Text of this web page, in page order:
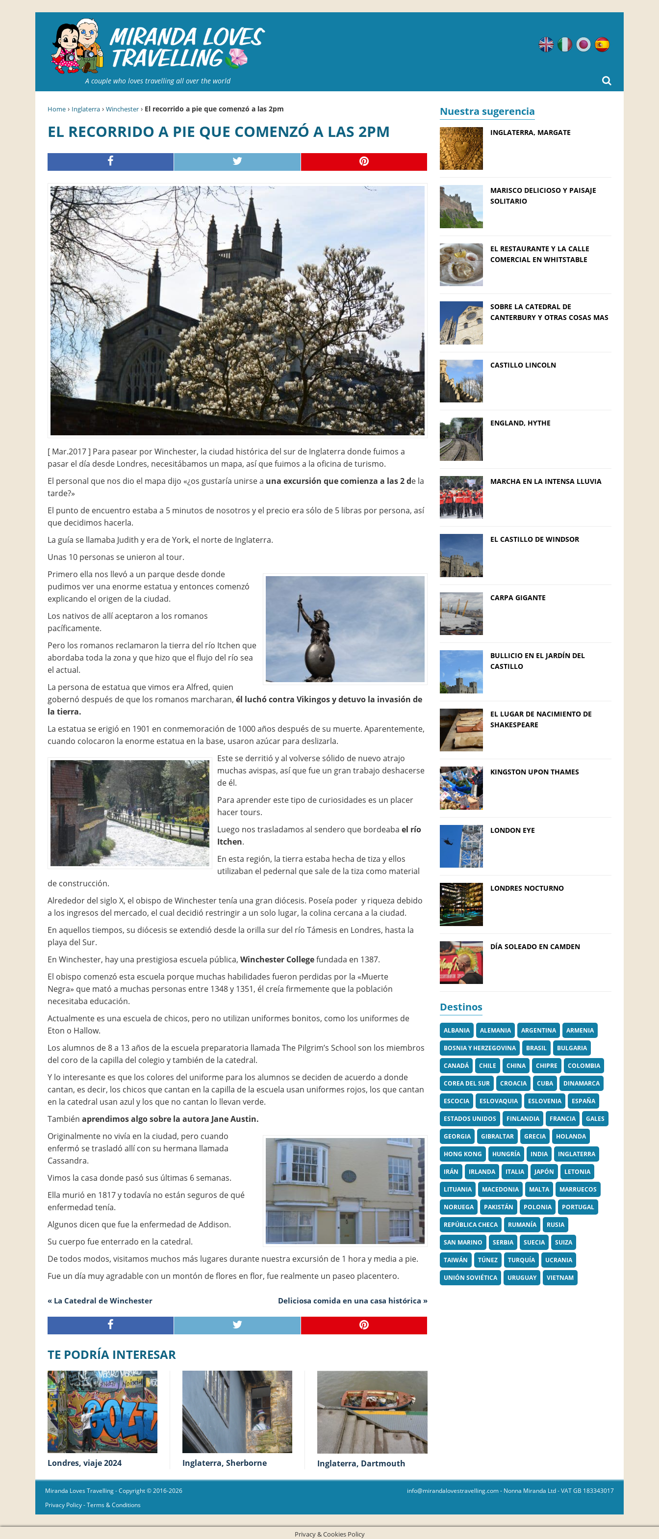
A couple who loves travelling all over the world
Inglés ItalianoJaponés
Home › Inglaterra › Winchester › El recorrido a pie que comenzó a las 2pm
EL RECORRIDO A PIE QUE COMENZÓ A LAS 2PM
[ Mar.2017 ] Para pasear por Winchester, la ciudad histórica del sur de Inglaterra donde fuimos a
pasar el día desde Londres, necesitábamos un mapa, así que fuimos a la oficina de turismo.
El personal que nos dio el mapa dijo «¿os gustaría unirse a una excursión que comienza a las 2 de la
tarde?»
El punto de encuentro estaba a 5 minutos de nosotros y el precio era sólo de 5 libras por persona, así
que decidimos hacerla.
La guía se llamaba Judith y era de York, el norte de Inglaterra.
Unas 10 personas se unieron al tour.
Primero ella nos llevó a un parque desde donde
pudimos ver una enorme estatua y entonces comenzó
explicando el origen de la ciudad.
Los nativos de allí aceptaron a los romanos
pacíficamente.
Pero los romanos reclamaron la tierra del río Itchen que
abordaba toda la zona y que hizo que el flujo del río sea
el actual.
La persona de estatua que vimos era Alfred, quien
gobernó después de que los romanos marcharan, él luchó contra Vikingos y detuvo la invasión de
la tierra.
La estatua se erigió en 1901 en conmemoración de 1000 años después de su muerte. Aparentemente,
cuando colocaron la enorme estatua en la base, usaron azúcar para deslizarla.
Este se derritió y al volverse sólido de nuevo atrajo
muchas avispas, así que fue un gran trabajo deshacerse
de él.
Para aprender este tipo de curiosidades es un placer
hacer tours.
Luego nos trasladamos al sendero que bordeaba el río
Itchen.
En esta región, la tierra estaba hecha de tiza y ellos
utilizaban el pedernal que sale de la tiza como material
de construcción.
Alrededor del siglo X, el obispo de Winchester tenía una gran diócesis. Poseía poder y riqueza debido
a los ingresos del mercado, el cual decidió restringir a un solo lugar, la colina cercana a la ciudad.
En aquellos tiempos, su diócesis se extendió desde la orilla sur del río Támesis en Londres, hasta la
playa del Sur.
En Winchester, hay una prestigiosa escuela pública, Winchester Collegefundada en 1387.
El obispo comenzó esta escuela porque muchas habilidades fueron perdidas por la «Muerte
Negra» que mató a muchas personas entre 1348 y 1351, él creía firmemente que la población
necesitaba educación.
Actualmente es una escuela de chicos, pero no utilizan uniformes bonitos, como los uniformes de
Eton o Hallow.
Los alumnos de 8 a 13 años de la escuela preparatoria llamada The Pilgrim’s School son los miembros
del coro de la capilla del colegio y también de la catedral.
Y lo interesante es que los colores del uniforme para los alumnos se deciden de acuerdo a donde
cantan, es decir, los chicos que cantan en la capilla de la escuela usan uniformes rojos, los que cantan
en la catedral usan azul y los que no cantan lo llevan verde.
También aprendimos algo sobre la autora Jane Austin.
Originalmente no vivía en la ciudad, pero cuando
enfermó se trasladó allí con su hermana llamada
Cassandra.
Vimos la casa donde pasó sus últimas 6 semanas.
Ella murió en 1817 y todavía no están seguros de qué
enfermedad tenía.
Algunos dicen que fue la enfermedad de Addison.
Su cuerpo fue enterrado en la catedral.
De todos modos, visitamos muchos más lugares durante nuestra excursión de 1 hora y media a pie.
Fue un día muy agradable con un montón de flores en flor, fue realmente un paseo placentero.
« La Catedral de Winchester Deliciosa comida en una casa histórica »
TE PODRÍA INTERESAR
Londres, viaje 2024 Inglaterra, Sherborne Inglaterra, Dartmouth
Nuestra sugerencia
INGLATERRA, MARGATE
MARISCO DELICIOSO Y PAISAJE
SOLITARIO
EL RESTAURANTE Y LA CALLE
COMERCIAL EN WHITSTABLE
SOBRE LA CATEDRAL DE
CANTERBURY Y OTRAS COSAS MAS
CASTILLO LINCOLN
ENGLAND, HYTHE
MARCHA EN LA INTENSA LLUVIA
EL CASTILLO DE WINDSOR
CARPA GIGANTE
BULLICIO EN EL JARDÍN DEL
CASTILLO
EL LUGAR DE NACIMIENTO DE
SHAKESPEARE
KINGSTON UPON THAMES
LONDON EYE
LONDRES NOCTURNO
DÍA SOLEADO EN CAMDEN
Destinos
ALBANIA ALEMANIA ARGENTINA ARMENIA
BOSNIA Y HERZEGOVINA BRASIL BULGARIA
CANADÁ CHILE CHINA CHIPRE COLOMBIA
COREA DEL SUR CROACIA CUBA DINAMARCA
ESCOCIA ESLOVAQUIA ESLOVENIA ESPAÑA
ESTADOS UNIDOS FINLANDIA FRANCIA GALES
GEORGIA GIBRALTAR GRECIA HOLANDA
HONG KONG HUNGRÍA INDIA INGLATERRA
IRÁN IRLANDA ITALIA JAPÓN LETONIA
LITUANIA MACEDONIA MALTA MARRUECOS
NORUEGA PAKISTÁN POLONIA PORTUGAL
REPÚBLICA CHECA RUMANÍA RUSIA
SAN MARINO SERBIA SUECIA SUIZA
TAIWÁN TÚNEZ TURQUÍA UCRANIA
UNIÓN SOVIÉTICA URUGUAY VIETNAM
Miranda Loves Travelling- Copyright © 2016-2026
Privacy Policy-Terms & Conditions
info@mirandalovestravelling.com- Nonna Miranda Ltd - VAT GB 183343017
Privacy & Cookies Policy